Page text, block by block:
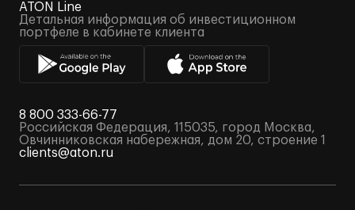
ATON Line
Детальная информация об инвестиционном
портфеле в кабинете клиента
8 800 333-66-77
Российская Федерация, 115035, город Москва,
Овчинниковская набережная, дом 20, строение 1
clients@aton.ru